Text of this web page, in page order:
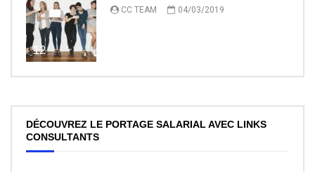
12
CC TEAM
04/03/2019
DÉCOUVREZ LE PORTAGE SALARIAL AVEC LINKS
CONSULTANTS